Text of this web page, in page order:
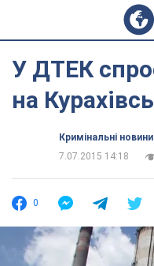
У ДТЕК
на
Кримінальні новини
7.07.2015 14:18
0